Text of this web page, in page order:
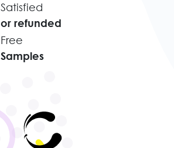
Satisfied
or refunded
Free
Samples